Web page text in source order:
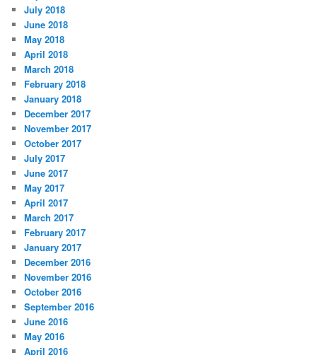
July 2018
June 2018
May 2018
April 2018
March 2018
February 2018
January 2018
December 2017
November 2017
October 2017
July 2017
June 2017
May 2017
April 2017
March 2017
February 2017
January 2017
December 2016
November 2016
October 2016
September 2016
June 2016
May 2016
April 2016